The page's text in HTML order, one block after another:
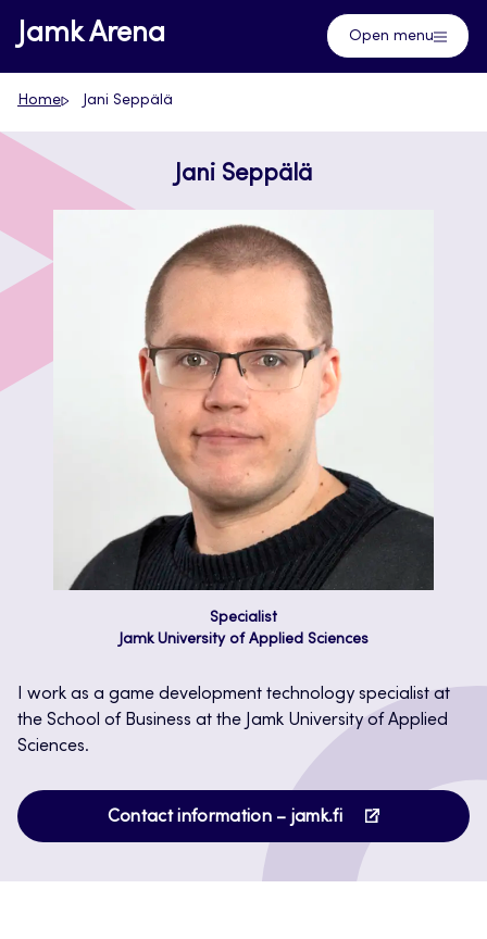
Skip
to
content
Jamk Arena Open menu
Home Jani Seppälä
Jani Seppälä
Specialist
Jamk University of Applied Sciences
I work as a game development technology specialist at
the School of Business at the Jamk University of Applied
Sciences.
Contact information – jamk.fi
Opens
in